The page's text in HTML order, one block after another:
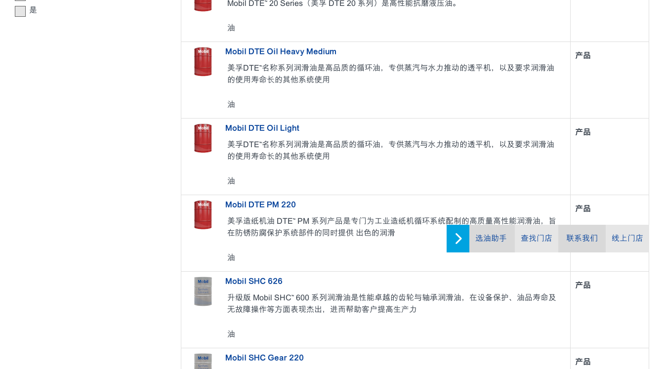
选油助手 查找门店 联系我们 线上门店
是
Mobil DTE™ 20 Series（美孚 DTE 20 系列）是高性能抗磨液压油。
油
Mobil DTE Oil Heavy Medium
美孚DTE™名称系列润滑油是高品质的循环油，专供蒸汽与水力推动的透平机，以及要求润滑油
的使用寿命长的其他系统使用
油
产品
Mobil DTE Oil Light
美孚DTE™名称系列润滑油是高品质的循环油，专供蒸汽与水力推动的透平机，以及要求润滑油
的使用寿命长的其他系统使用
油
产品
Mobil DTE PM 220
美孚造纸机油 DTE™ PM 系列产品是专门为工业造纸机循环系统配制的高质量高性能润滑油，旨
在防锈防腐保护系统部件的同时提供 出色的润滑
油
产品
Mobil SHC 626
升级版 Mobil SHC™ 600 系列润滑油是性能卓越的齿轮与轴承润滑油，在设备保护、油品寿命及
无故障操作等方面表现杰出，进而帮助客户提高生产力
油
产品
Mobil SHC Gear 220 产品